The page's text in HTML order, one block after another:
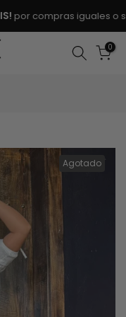
por compras iguales o
0
Agotado